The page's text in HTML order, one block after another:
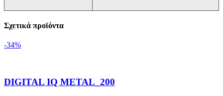
Σχετικά προϊόντα
-34%
DIGITAL IQ METAL_200